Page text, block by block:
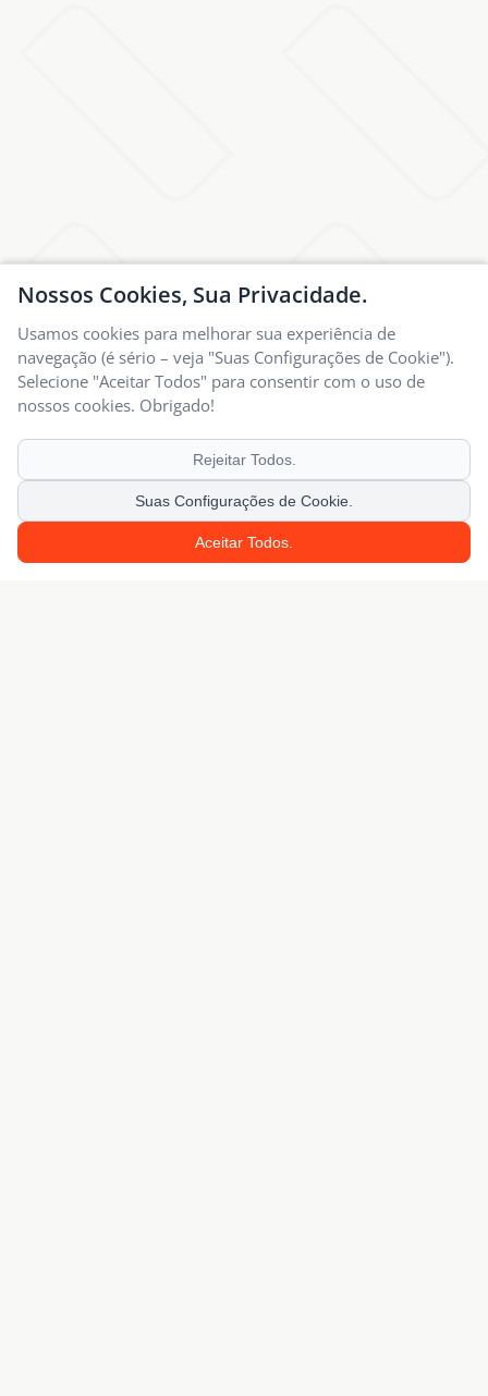
Nossos Cookies, Sua Privacidade.
Usamos cookies para melhorar sua experiência de
navegação (é sério – veja "Suas Configurações de Cookie").
Selecione "Aceitar Todos" para consentir com o uso de
nossos cookies. Obrigado!
Rejeitar Todos.
Suas Configurações de Cookie.
Aceitar Todos.